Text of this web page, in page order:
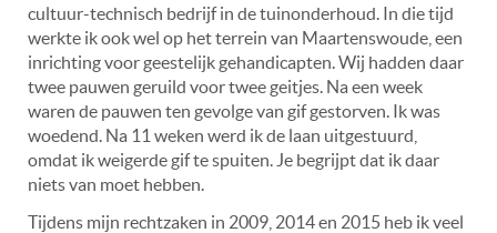
cultuur-technisch bedrijf in de tuinonderhoud. In die tijd
werkte ik ook wel op het terrein van Maartenswoude, een
inrichting voor geestelijk gehandicapten. Wij hadden daar
twee pauwen geruild voor twee geitjes. Na een week
waren de pauwen ten gevolge van gif gestorven. Ik was
woedend. Na 11 weken werd ik de laan uitgestuurd,
omdat ik weigerde gif te spuiten. Je begrijpt dat ik daar
niets van moet hebben.
Tijdens mijn rechtzaken in 2009, 2014 en 2015 heb ik veel